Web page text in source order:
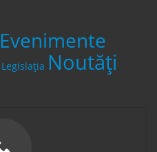
Evenimente
Legislaţia Noutăți